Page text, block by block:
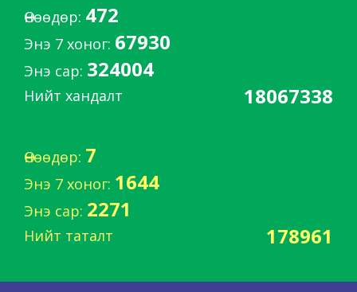
Өнөөдөр: 472
Энэ 7 хоног: 67930
Энэ сар: 324004
Нийт хандалт 18067338
Өнөөдөр: 7
Энэ 7 хоног: 1644
Энэ сар: 2271
Нийт таталт 178961